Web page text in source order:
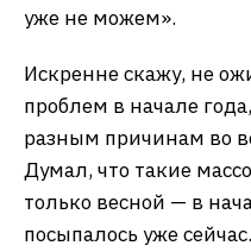
уже не можем».
Искренне скажу, не
проблем в начале
разным причинам во
Думал, что такие
только весной — в
посыпалось уже